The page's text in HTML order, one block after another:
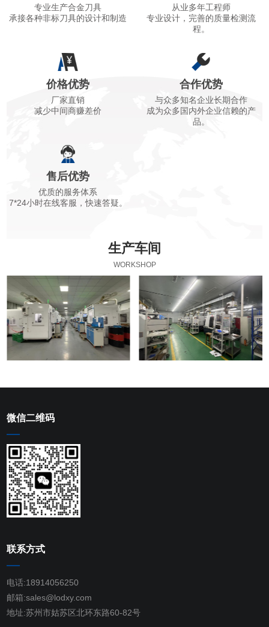
专业生产合金刀具
承接各种非标刀具的设计和制造
从业多年工程师
专业设计，完善的质量检测流
程。
价格优势
厂家直销
减少中间商赚差价
合作优势
与众多知名企业长期合作
成为众多国内外企业信赖的产
品。
售后优势
优质的服务体系
7*24小时在线客服，快速答疑。
生产车间
WORKSHOP
微信二维码
联系方式
电话:18914056250
邮箱:sales@lodxy.com
地址:苏州市姑苏区北环东路60-82号